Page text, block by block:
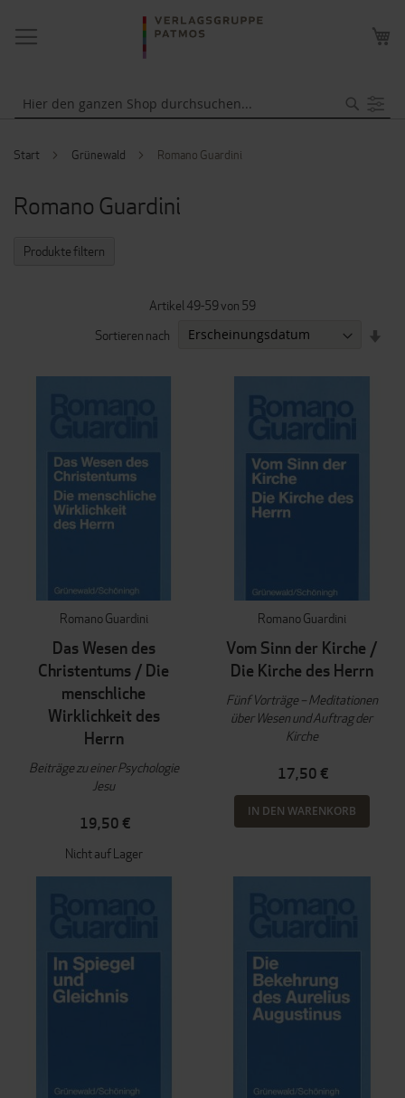
NAVIGATION
UMSCHALTEN
Start Grünewald Romano Guardini
Romano Guardini
Artikel 49-59von 59
Sortieren nach
Romano Guardini
Das Wesen des
Christentums / Die
menschliche
Wirklichkeit des
Herrn
Beiträge zu einer Psychologie
Jesu
19,50 €
Nicht auf Lager
Romano Guardini
Vom Sinn der Kirche /
Die Kirche des Herrn
Fünf Vorträge – Meditationen
über Wesen und Auftrag der
Kirche
17,50 €
IN DEN WARENKORB
Produkte filtern